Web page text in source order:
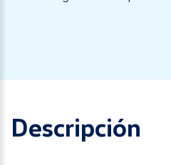
Descripción